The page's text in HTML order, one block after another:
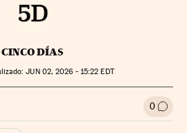
CINCO DÍAS
JUN02, 2026 - 15:22 EDT
Twitter
Redes Sociales 0 Ir a